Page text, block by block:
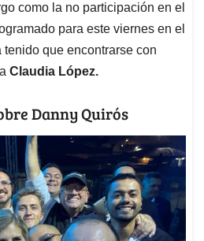
como la no participación en el
para este viernes en el
que encontrarse con
Claudia López.
Danny Quirós